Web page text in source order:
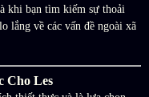
khi bạn tìm kiếm sự thoải
lắng về các vấn đề ngoài xã
Cho Les